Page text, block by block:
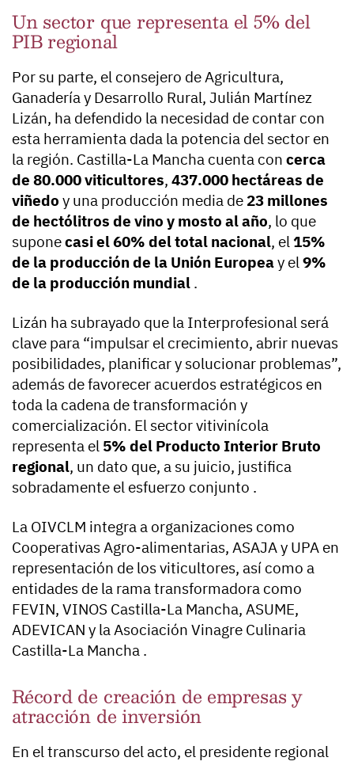
Un sector que representa el 5% del
PIB regional
Por su parte, el consejero de Agricultura,
Ganadería y Desarrollo Rural, Julián Martínez
Lizán, ha defendido la necesidad de contar con
esta herramienta dada la potencia del sector en
la región. Castilla-La Mancha cuenta con cerca
de 80.000 viticultores, 437.000 hectáreas de
viñedo y una producción media de 23 millones
de hectólitros de vino y mosto al año, lo que
suponecasi el 60% del total nacional, el 15%
de la producción de la Unión Europeay el9%
de la producción mundial .
Lizán ha subrayado que la Interprofesional será
clave para “impulsar el crecimiento, abrir nuevas
posibilidades, planificar y solucionar problemas”,
además de favorecer acuerdos estratégicos en
toda la cadena de transformación y
comercialización. El sector vitivinícola
representa el 5% del Producto Interior Bruto
regional, un dato que, a su juicio, justifica
sobradamente el esfuerzo conjunto .
La OIVCLM integra a organizaciones como
Cooperativas Agro-alimentarias, ASAJA y UPA en
representación de los viticultores, así como a
entidades de la rama transformadora como
FEVIN, VINOS Castilla-La Mancha, ASUME,
ADEVICAN y la Asociación Vinagre Culinaria
Castilla-La Mancha .
Récord de creación de empresas y
atracción de inversión
En el transcurso del acto, el presidente regional